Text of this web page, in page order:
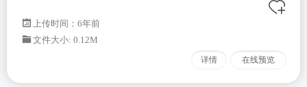
上传时间：6年前
文件大小: 0.12M
详情 在线预览